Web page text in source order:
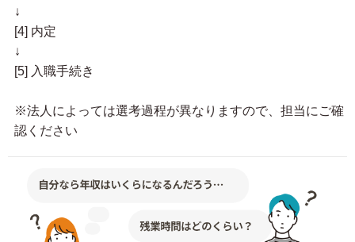
↓
[4] 内定
↓
[5] 入職手続き
※法人によっては選考過程が異なりますので、担当にご確
認ください